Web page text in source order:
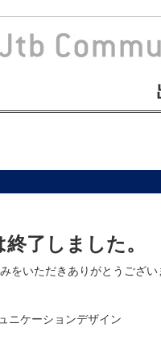
了しました。
をいただきありがとうござい
ニケーションデザイン